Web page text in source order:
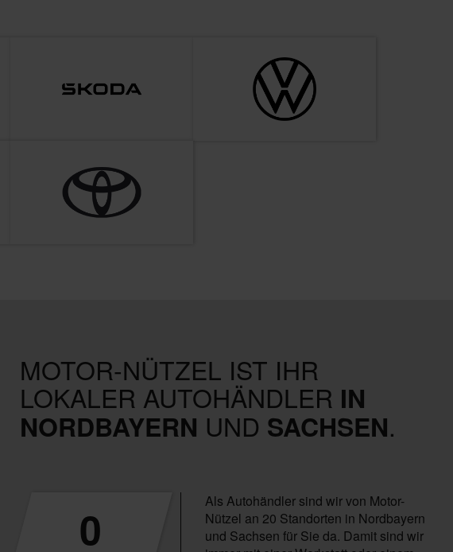
MOTOR-NÜTZEL IST IHR
LOKALER AUTOHÄNDLER IN
NORDBAYERN UND SACHSEN.
0
Als Autohändler sind wir von Motor-
Nützel an 20 Standorten in Nordbayern
und Sachsen für Sie da. Damit sind wir